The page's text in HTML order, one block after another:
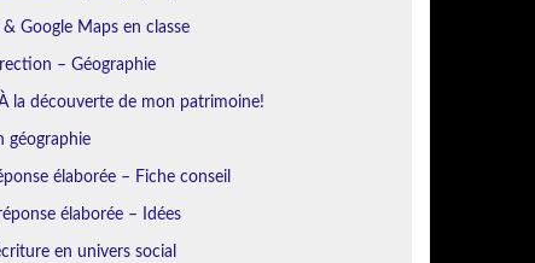
Google Maps en classe
– Géographie
la découverte de mon patrimoine!
géographie
élaborée – Fiche conseil
élaborée – Idées
en univers social